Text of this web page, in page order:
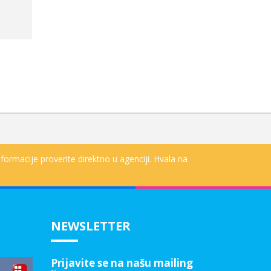
proverite direktno u agenciji. Hvala na
NEWSLETTER
Prijavite se na našu mailing